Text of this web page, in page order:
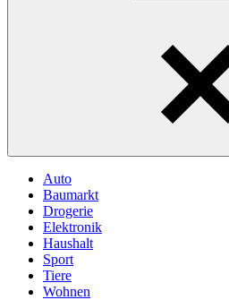
Auto
Baumarkt
Drogerie
Elektronik
Haushalt
Sport
Tiere
Wohnen